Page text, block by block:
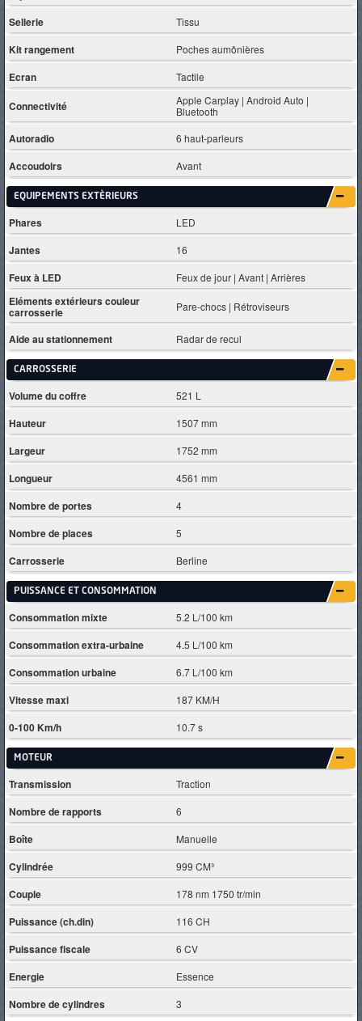
Sellerie Tissu
Kit rangement Poches aumônières
Ecran Tactile
Connectivité
Apple Carplay | Android Auto |
Bluetooth
Autoradio 6 haut-parleurs
Accoudoirs Avant
EQUIPEMENTS EXTÈRIEURS
Phares LED
Jantes 16
Feux à LED Feux de jour | Avant | Arrières
Eléments extérieurs couleur
carrosserie Pare-chocs | Rétroviseurs
Aide au stationnement Radar de recul
CARROSSERIE
Volume du coffre 521 L
Hauteur 1507 mm
Largeur 1752 mm
Longueur 4561 mm
Nombre de portes 4
Nombre de places 5
Carrosserie Berline
PUISSANCE ET CONSOMMATION
Consommation mixte 5.2 L/100 km
Consommation extra-urbaine 4.5 L/100 km
Consommation urbaine 6.7 L/100 km
Vitesse maxi 187 KM/H
0-100 Km/h 10.7 s
MOTEUR
Transmission Traction
Nombre de rapports 6
Boîte Manuelle
Cylindrée 999 CM³
Couple 178 nm 1750 tr/min
Puissance (ch.din) 116 CH
Puissance fiscale 6 CV
Energie Essence
Nombre de cylindres 3